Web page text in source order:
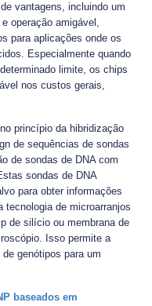
vantagens, incluindo um
operação amigável,
para aplicações onde os
Especialmente quando
limite, os chips
nos custos gerais,
princípio da hibridização
de sequências de sondas
de sondas de DNA com
sondas de DNA
para obter informações
de microarranjos
de silício ou membrana de
Isso permite a
genótipos para um
baseados em